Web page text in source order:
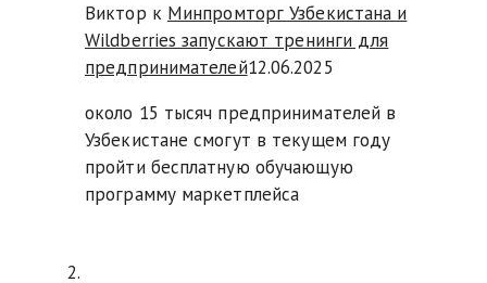
Виктор к Минпромторг Узбекистана и
Wildberries запускают тренинги для
предпринимателей12.06.2025
около 15 тысяч предпринимателей в
Узбекистане смогут в текущем году
пройти бесплатную обучающую
программу маркетплейса